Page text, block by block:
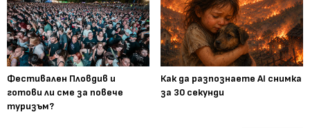
Фестивален Пловдив и
готови ли сме за повече
туризъм?
Как да разпознаете AI снимка
за 30 секунди